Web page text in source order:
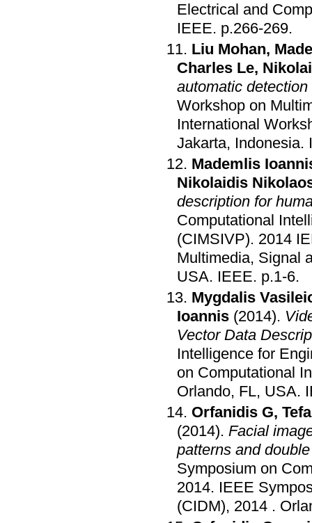
Electrical and
IEEE. p.266-269.
Liu Mohan,
Charles Le,
automatic
Workshop on
International
Jakarta, Indonesia.
Mademlis
Nikolaidis
description for
Computational
(CIMSIVP). 2014
Multimedia, Signal
USA. IEEE. p.1-6.
Mygdalis
Ioannis (2014).
Vector Data
Intelligence for
on Computational
Orlando, FL, USA.
Orfanidis G,
(2014). Facial
patterns and
Symposium on
2014. IEEE
(CIDM), 2014 .